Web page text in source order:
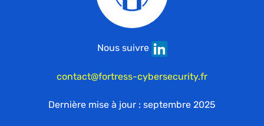
Nous suivre
contact@fortress-cybersecurity.fr
Dernière mise à jour : septembre 2025